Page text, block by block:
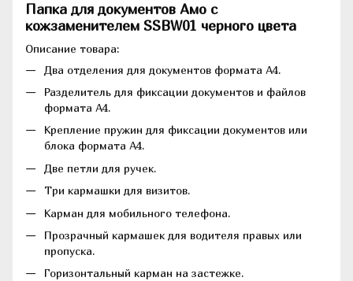
Папка для документов Амо с
кожзаменителем SSBW01 черного цвета
Описание товара:
Два отделения для документов формата А4.
Разделитель для фиксации документов и файлов
формата А4.
Крепление пружин для фиксации документов или
блока формата А4.
Две петли для ручек.
Три кармашки для визитов.
Карман для мобильного телефона.
Прозрачный кармашек для водителя правых или
пропуска.
Горизонтальный карман на застежке.